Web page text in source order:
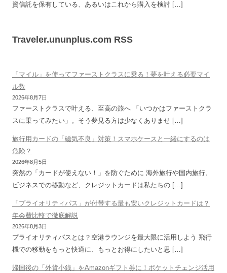
資信託を保有している、あるいはこれから購入を検討 […]
Traveler.ununplus.com RSS
「マイル」を使ってファーストクラスに乗る！夢を叶える必要マイ
ル数
2026年8月7日
ファーストクラスで叶える、至高の旅へ 「いつかはファーストクラ
スに乗ってみたい」。そう夢見る方は少なくありませ […]
旅行用カードの「磁気不良」対策！スマホケースと一緒にするのは
危険？
2026年8月5日
突然の「カードが使えない！」を防ぐために 海外旅行や国内旅行、
ビジネスでの移動など、クレジットカードは私たちの […]
「プライオリティパス」が付帯する最も安いクレジットカードは？
年会費比較で徹底解説
2026年8月3日
プライオリティパスとは？空港ラウンジを最大限に活用しよう 飛行
機での移動をもっと快適に、もっとお得にしたいと思 […]
帰国後の「外貨小銭」をAmazonギフト券に！ポケットチェンジ活用